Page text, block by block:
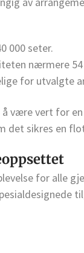
000 seter.
nærmere 54
for utvalgte
være vert for
det sikres en
for alle